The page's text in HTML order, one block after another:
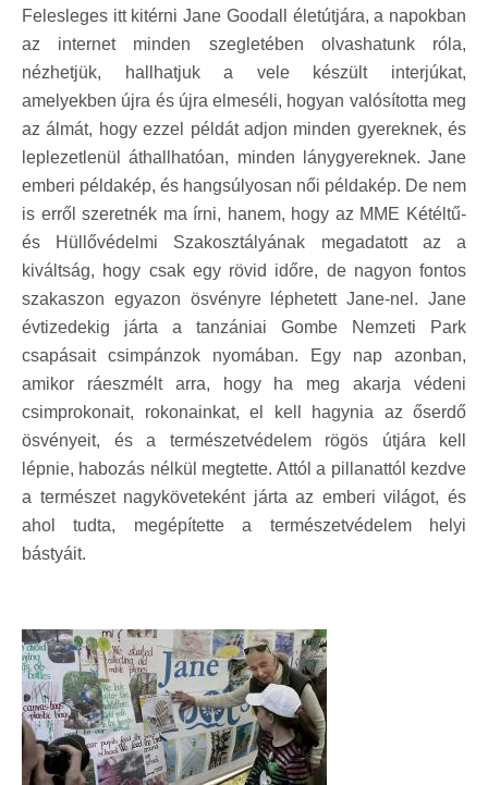
Felesleges itt kitérni Jane Goodall életútjára, a napokban
az internet minden szegletében olvashatunk róla,
nézhetjük, hallhatjuk a vele készült interjúkat,
amelyekben újra és újra elmeséli, hogyan valósította meg
az álmát, hogy ezzel példát adjon minden gyereknek, és
leplezetlenül áthallhatóan, minden lánygyereknek. Jane
emberi példakép, és hangsúlyosan női példakép. De nem
is erről szeretnék ma írni, hanem, hogy az MME Kétéltű-
és Hüllővédelmi Szakosztályának megadatott az a
kiváltság, hogy csak egy rövid időre, de nagyon fontos
szakaszon egyazon ösvényre léphetett Jane-nel. Jane
évtizedekig járta a tanzániai Gombe Nemzeti Park
csapásait csimpánzok nyomában. Egy nap azonban,
amikor ráeszmélt arra, hogy ha meg akarja védeni
csimprokonait, rokonainkat, el kell hagynia az őserdő
ösvényeit, és a természetvédelem rögös útjára kell
lépnie, habozás nélkül megtette. Attól a pillanattól kezdve
a természet nagyköveteként járta az emberi világot, és
ahol tudta, megépítette a természetvédelem helyi
bástyáit.